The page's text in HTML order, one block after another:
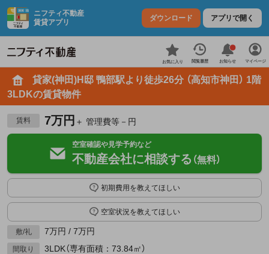
ニフティ不動産
賃貸アプリ
ダウンロード アプリで開く
お気に入り 閲覧履歴 お知らせ マイページ
貸家(神田)H邸 鴨部駅より徒歩26分 （高知市神田） 1階
3LDKの賃貸物件
賃料 7万円 ＋ 管理費等－円
空室確認や見学予約など
不動産会社に相談する （無料）
初期費用を教えてほしい
空室状況を教えてほしい
敷/礼 7万円 / 7万円
間取り 3LDK（専有面積：73.84㎡）